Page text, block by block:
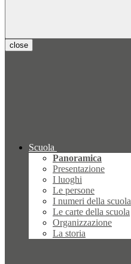
close
Scuola
Panoramica
Presentazione
I luoghi
Le persone
I numeri della scuola
Le carte della scuola
Organizzazione
La storia